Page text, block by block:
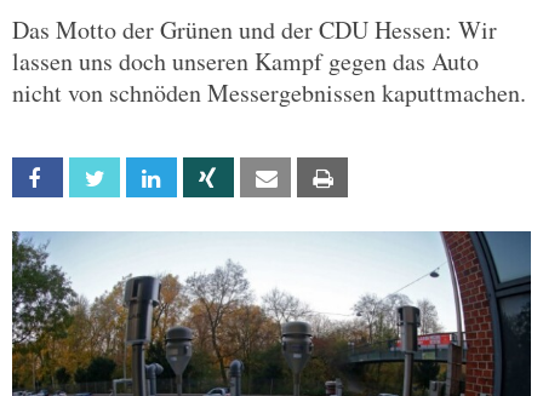
Das Motto der Grünen und der CDU Hessen: Wir
lassen uns doch unseren Kampf gegen das Auto
nicht von schnöden Messergebnissen kaputtmachen.
Facebook Twitter Linkedin Xing Email